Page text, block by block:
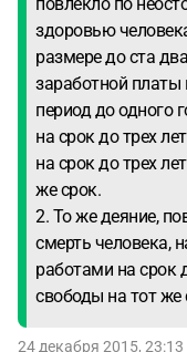
здоровью
размере до ста
заработной платы
период до одного
на срок до трех
на срок до трех
же срок.
2. То же деяние,
смерть человека,
работами на срок
свободы на тот же
24 декабря 2015, 23:13